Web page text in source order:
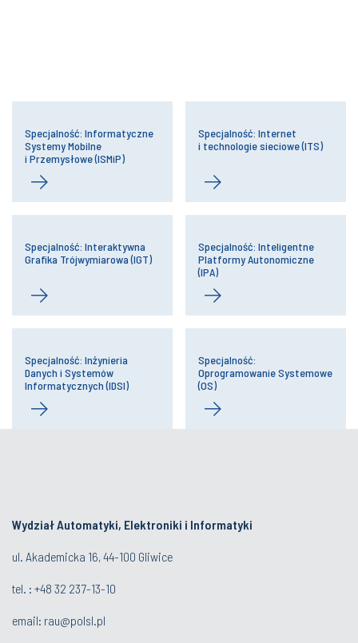
Specjalność: Informatyczne
Systemy Mobilne
i Przemysłowe (ISMiP)
Specjalność: Internet
i technologie sieciowe (ITS)
Specjalność: Interaktywna
Grafika Trójwymiarowa (IGT)
Specjalność: Inteligentne
Platformy Autonomiczne
(IPA)
Specjalność: Inżynieria
Danych i Systemów
Informatycznych (IDSI)
Specjalność:
Oprogramowanie Systemowe
(OS)
Wydział Automatyki, Elektroniki i Informatyki
ul. Akademicka 16, 44-100 Gliwice
tel. : +48 32 237-13-10
email: rau@polsl.pl